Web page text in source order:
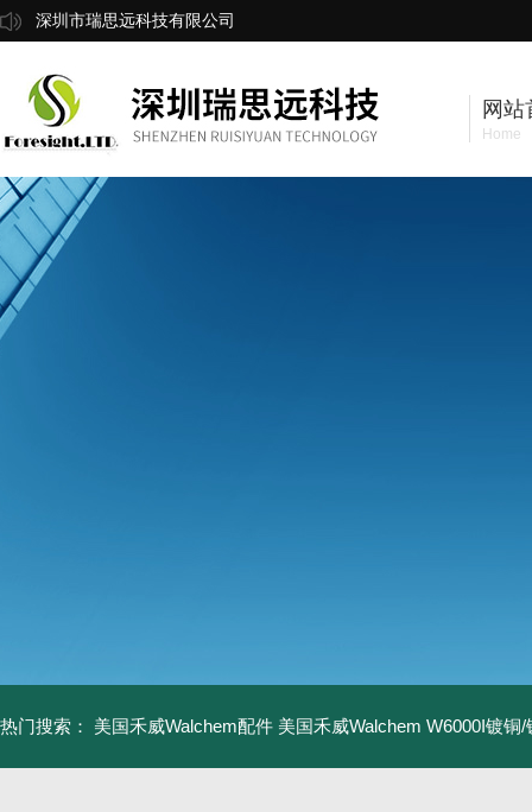
深圳市瑞思远科技有限公司
网站
Home
热门搜索： 美国禾威Walchem配件 美国禾威Walchem W6000I镀铜